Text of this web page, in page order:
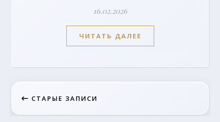
16.02.2026
ЧИТАТЬ ДАЛЕЕ
СТАРЫЕ ЗАПИСИ